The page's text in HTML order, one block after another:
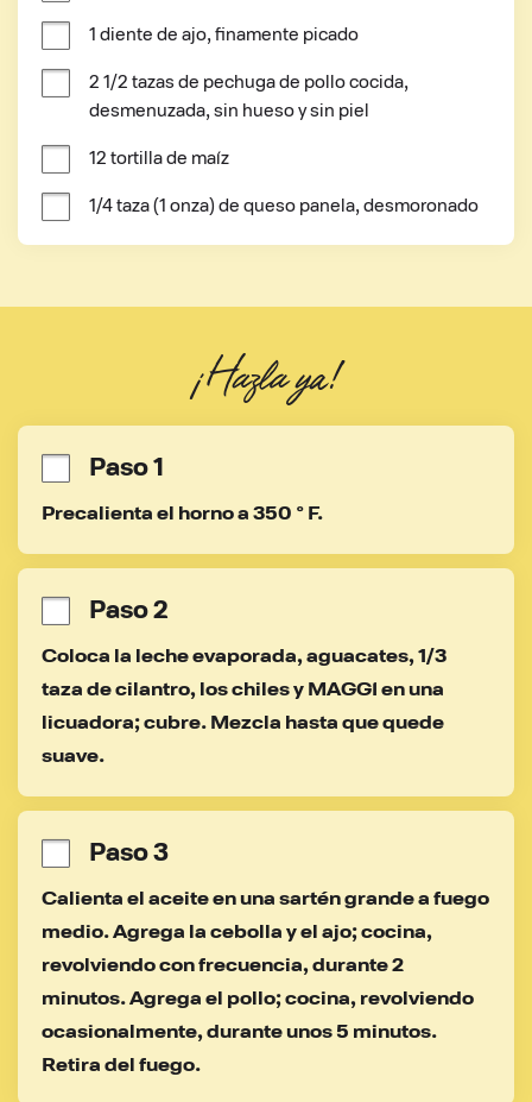
1 diente de ajo, finamente picado
2 1/2 tazas de pechuga de pollo cocida,
desmenuzada, sin hueso y sin piel
12 tortilla de maíz
1/4 taza (1 onza) de queso panela, desmoronado
¡Hazla ya!
Paso 1
Precalienta el horno a 350 ° F.
Paso 2
Coloca la leche evaporada, aguacates, 1/3
taza de cilantro, los chiles y MAGGI en una
licuadora; cubre. Mezcla hasta que quede
suave.
Paso 3
Calienta el aceite en una sartén grande a fuego
medio. Agrega la cebolla y el ajo; cocina,
revolviendo con frecuencia, durante 2
minutos. Agrega el pollo; cocina, revolviendo
ocasionalmente, durante unos 5 minutos.
Retira del fuego.